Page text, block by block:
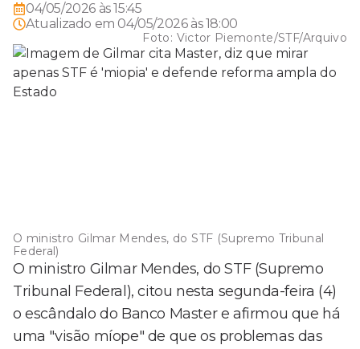
04/05/2026 às 15:45
Atualizado em 04/05/2026 às 18:00
Foto: Victor Piemonte/STF/Arquivo
O ministro Gilmar Mendes, do STF (Supremo Tribunal
Federal)
O ministro Gilmar Mendes, do STF (Supremo
Tribunal Federal), citou nesta segunda-feira (4)
o escândalo do Banco Master e afirmou que há
uma "visão míope" de que os problemas das